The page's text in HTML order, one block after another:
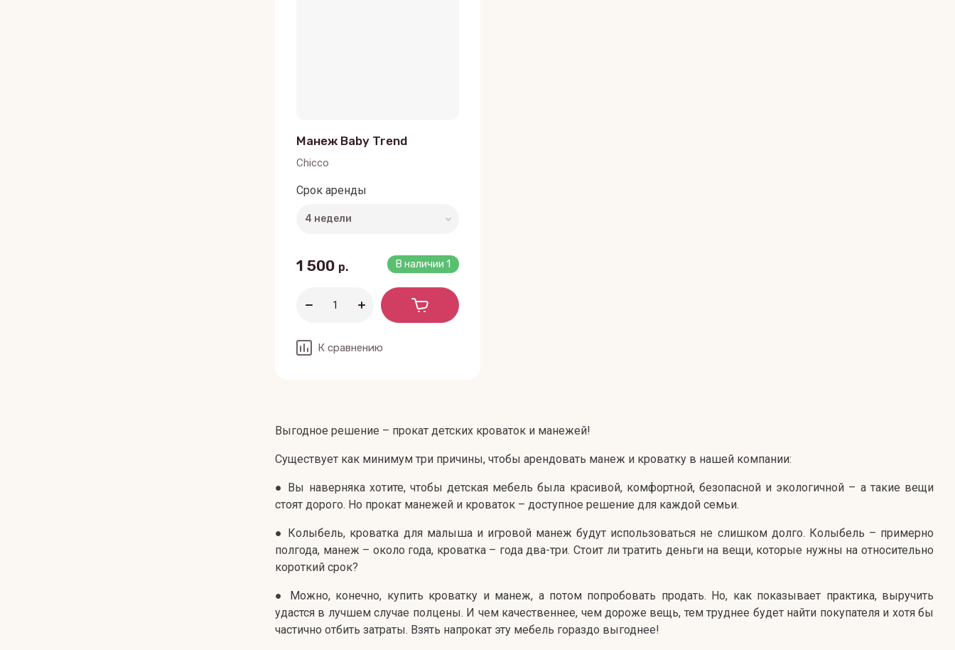
Манеж Baby Trend
Chicco
Срок аренды
В наличии 1
1 500 р.
К сравнению
Выгодное решение – прокат детских кроваток и манежей!
Существует как минимум три причины, чтобы арендовать манеж и кроватку в нашей компании:
● Вы наверняка хотите, чтобы детская мебель была красивой, комфортной, безопасной и экологичной – а такие вещи
стоят дорого. Но прокат манежей и кроваток – доступное решение для каждой семьи.
● Колыбель, кроватка для малыша и игровой манеж будут использоваться не слишком долго. Колыбель – примерно
полгода, манеж – около года, кроватка – года два-три. Стоит ли тратить деньги на вещи, которые нужны на относительно
короткий срок?
● Можно, конечно, купить кроватку и манеж, а потом попробовать продать. Но, как показывает практика, выручить
удастся в лучшем случае полцены. И чем качественнее, чем дороже вещь, тем труднее будет найти покупателя и хотя бы
частично отбить затраты. Взять напрокат эту мебель гораздо выгоднее!